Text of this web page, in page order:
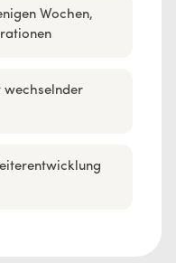
Wochen,
wechselnder